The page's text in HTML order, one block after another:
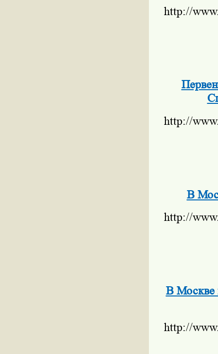
http://
http://
В
http://
В Москве
http://